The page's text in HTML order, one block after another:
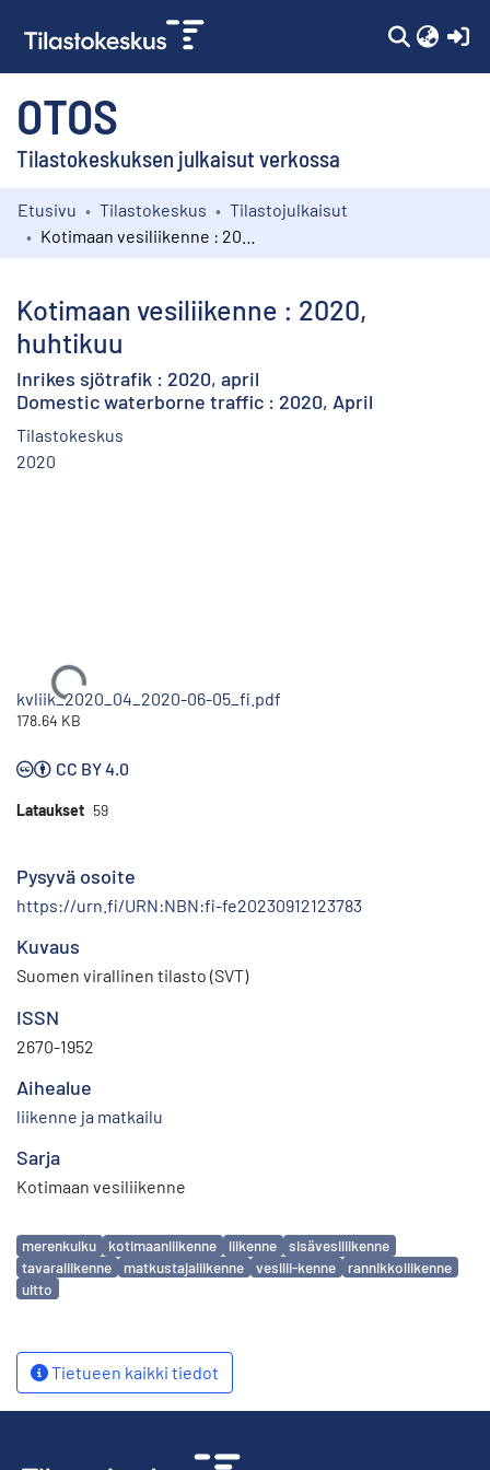
OTOS
Tilastokeskuksen julkaisut verkossa
Kokoelmat
Etusivu Tilastokeskus
Tilastojulkaisut
Kotimaan vesiliikenne : 2020,
huhtikuu
Inrikes sjötrafik : 2020, april
Domestic waterborne traffic : 2020, April
Tilastokeskus
2020
Ladataan...
kvliik_2020_04_2020-06-05_fi.pdf
178.64 KB
CC BY 4.0
Lataukset 59
Pysyvä osoite
https://urn.fi/URN:NBN:fi-fe20230912123783
Kuvaus
Suomen virallinen tilasto (SVT)
ISSN
2670-1952
Aihealue
liikenne ja matkailu
Sarja
Kotimaan vesiliikenne
Avainsanat
merenkulku kotimaanliikenne liikenne
sisävesiliikenne
tavaraliikenne
matkustajaliikenne vesilii-kenne
rannikkoliikenne
uitto
Tietueen kaikki tiedot